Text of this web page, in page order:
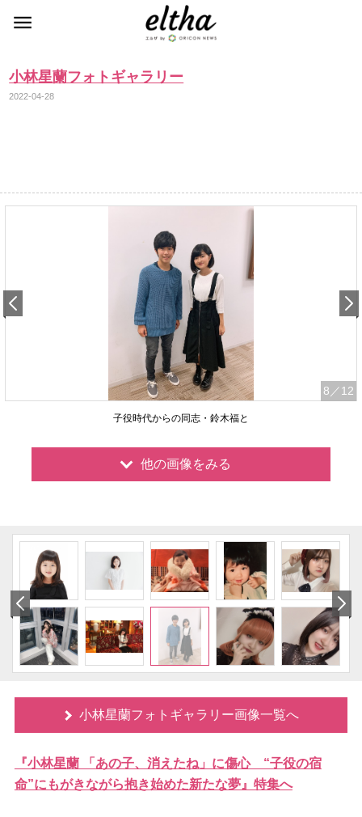
小林星蘭フォトギャラリー
2022-04-28
8 ／12
子役時代からの同志・鈴木福と
他の画像をみる
小林星蘭フォトギャラリー画像一覧へ
『小林星蘭 「あの子、消えたね」に傷心 “子役の宿
命”にもがきながら抱き始めた新たな夢』特集へ